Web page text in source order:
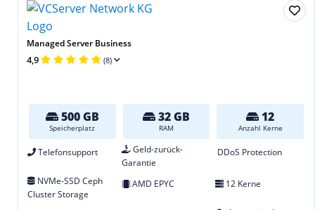
Managed Server Business
4,9 (8)
500 GB
Speicherplatz
32 GB
RAM
12
Anzahl Kerne
Telefonsupport
Geld-zurück-
Garantie
DDoS Protection
NVMe-SSD Ceph
Cluster Storage
AMD EPYC 12 Kerne